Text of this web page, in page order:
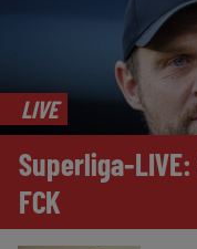
LIVE
Superliga-
FCK